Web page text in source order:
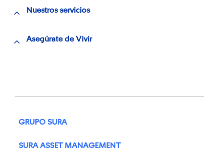
Nuestros servicios
Asegúrate de Vivir
GRUPO SURA
SURA ASSET MANAGEMENT